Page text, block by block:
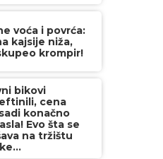
voća i povrća:
kajsije niža,
krompir!
bikovi
cena
konačno
Evo šta se
na tržištu